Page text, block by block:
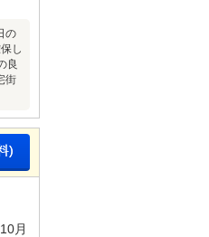
の
し
良
街
)
月